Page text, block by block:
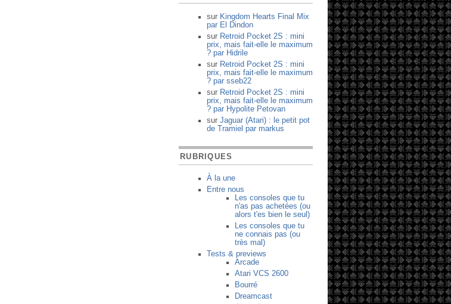
sur Kingdom Hearts Final Mix
par El Dindon
sur Retroid Pocket 2S : mini
prix, mais fait-elle le maximum
? par Hidrile
sur Retroid Pocket 2S : mini
prix, mais fait-elle le maximum
? par sseb22
sur Retroid Pocket 2S : mini
prix, mais fait-elle le maximum
? par Hypolite Petovan
sur Jaguar (Atari) : le petit pot
de Tramiel par markus
RUBRIQUES
À la une
Entre nous
Les consoles que tu
n'as pas achetées (ou
alors t'es bien le seul)
Les consoles que tu
ne connais pas (ou
très mal)
Tests & previews
Arcade
Atari VCS 2600
Bourré
Dreamcast